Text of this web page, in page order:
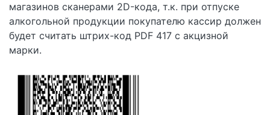
магазинов сканерами 2D-кода, т.к. при отпуске
алкогольной продукции покупателю кассир должен
будет считать штрих-код PDF 417 с акцизной
марки.